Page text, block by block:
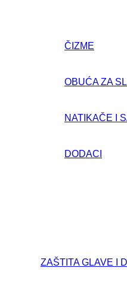
ČIZME
OBUĆA ZA
NATIKAČE I
DODACI
ZAŠTITA GLAVE I